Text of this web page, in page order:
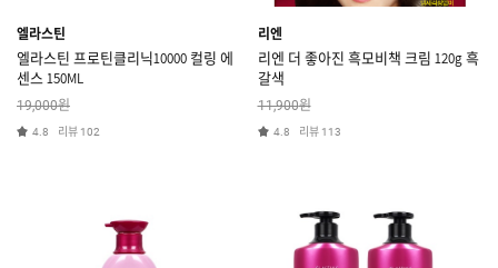
엘라스틴
엘라스틴 프로틴클리닉10000 컬링 에
센스 150ML
19,000원
4.8 리뷰 102
리엔
리엔 더 좋아진 흑모비책 크림 120g 흑
갈색
11,900원
4.8 리뷰 113